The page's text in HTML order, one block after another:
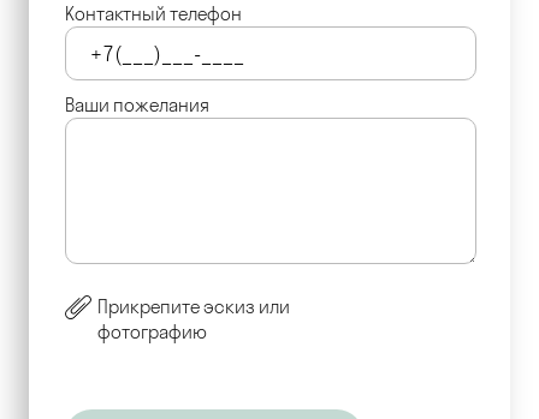
Контактный телефон
Ваши пожелания
Прикрепите эскиз или
фотографию